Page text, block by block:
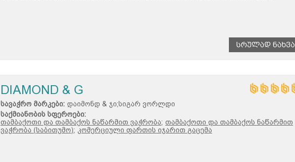
Სრულად Ნახვა
DIAMOND & G
სავაჭრო მარკები: დაიმონდ & ჯი;სიგარ ვორლდი
საქმიანობის სფეროები:
თამბაქოთი და თამბაქოს ნაწარმით ვაჭრობა; თამბაქოთი და თამბაქოს ნაწარმით
ვაჭრობა (საბითუმო); კომერციული ფართის იჯარით გაცემა